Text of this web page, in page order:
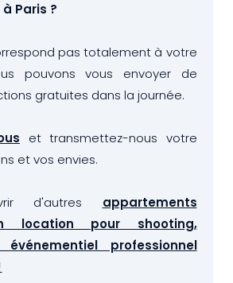
Paris ?
pas totalement à votre
pouvons vous envoyer de
gratuites dans la journée.
et transmettez-nous votre
et vos envies.
d'autres appartements
location pour shooting,
professionnel